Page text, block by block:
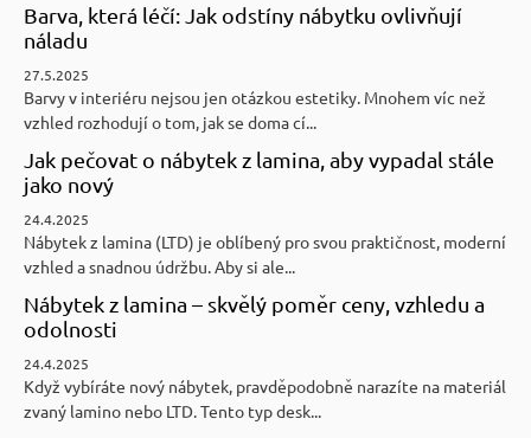
Barva, která léčí: Jak odstíny nábytku ovlivňují
náladu
27.5.2025
Barvy v interiéru nejsou jen otázkou estetiky. Mnohem víc než
vzhled rozhodují o tom, jak se doma cí...
Jak pečovat o nábytek z lamina, aby vypadal stále
jako nový
24.4.2025
Nábytek z lamina (LTD) je oblíbený pro svou praktičnost, moderní
vzhled a snadnou údržbu. Aby si ale...
Nábytek z lamina – skvělý poměr ceny, vzhledu a
odolnosti
24.4.2025
Když vybíráte nový nábytek, pravděpodobně narazíte na materiál
zvaný lamino nebo LTD. Tento typ desk...